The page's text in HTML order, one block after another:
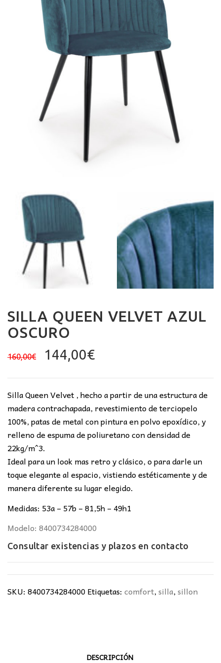
SILLA QUEEN VELVET AZUL
OSCURO
160,00€
El
original
era:
160,00€.
144,00€El
actual
es:
144,00€.
Silla Queen Velvet , hecho a partir de una estructura de
madera contrachapada, revestimiento de terciopelo
100%, patas de metal con pintura en polvo epoxídico, y
relleno de espuma de poliuretano con densidad de
22kg/m^3.
Ideal para un look mas retro y clásico, o para darle un
toque elegante al espacio, vistiendo estéticamente y de
manera diferente su lugar elegido.
Medidas: 53a – 57b – 81,5h – 49h1
Modelo: 8400734284000
Consultar existencias y plazos en contacto
SKU: 8400734284000Etiquetas: comfort,silla,sillon
DESCRIPCIÓN